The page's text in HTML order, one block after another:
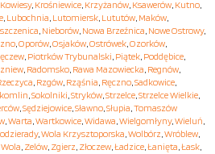
Kowiesy, Krośniewice, Krzyżanów, Ksawerów, Kutno,
, Lubochnia, Lutomiersk, Lututów, Maków,
, Nieborów, Nowa Brzeźnica, Nowe Ostrowy,
,Oporów,Osjaków,Ostrówek,Ozorków,
, Piotrków Trybunalski, Piątek, Poddębice,
, Radomsko, Rawa Mazowiecka, Regnów,
, Rzgów, Rząśnia, Ręczno,Sadkowice,
,Sokolniki,Stryków,Strzelce,Strzelce Wielkie,
,Sędziejowice,Sławno,Słupia,Tomaszów
,Warta,Wartkowice,Widawa,Wielgomłyny,Wieluń,
,Wola Krzysztoporska,Wolbórz,Wróblew,
, Zelów, Zgierz, Złoczew,Ładzice,Łanięta,Łask,